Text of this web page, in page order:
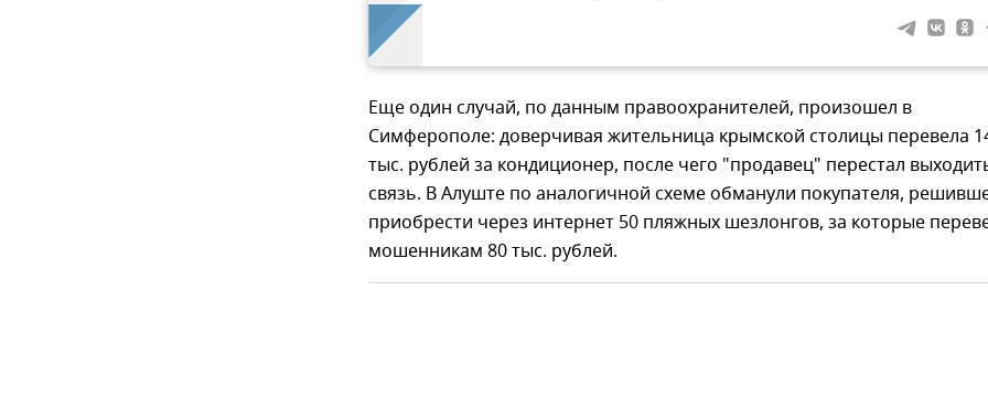
Еще один случай, по данным правоохранителей, произошел в
Симферополе: доверчивая жительница крымской столицы перевела
тыс. рублей за кондиционер, после чего "продавец" перестал
связь. В Алуште по аналогичной схеме обманули покупателя,
приобрести через интернет 50 пляжных шезлонгов, за которые
мошенникам 80 тыс. рублей.